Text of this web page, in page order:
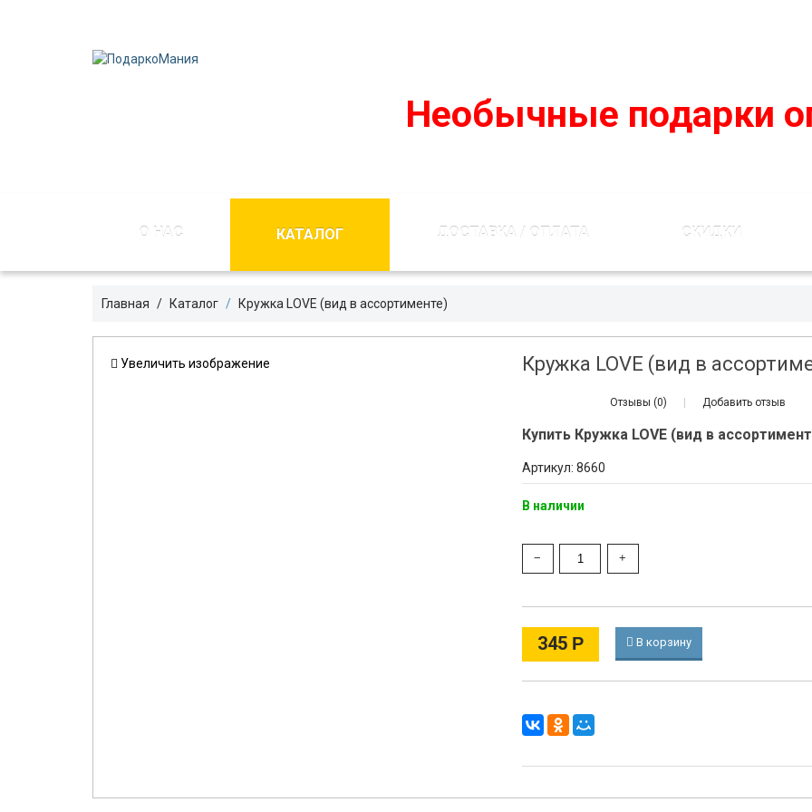
Необычные подарки
О НАС КАТАЛОГ ДОСТАВКА / ОПЛАТА СКИДКИ
Главная Каталог Кружка LOVE (вид в ассортименте)
Увеличить изображение Кружка LOVE (вид в
Отзывы (0) Добавить отзыв
Купить Кружка LOVE (вид в
Артикул: 8660
В наличии
345 Р В корзину